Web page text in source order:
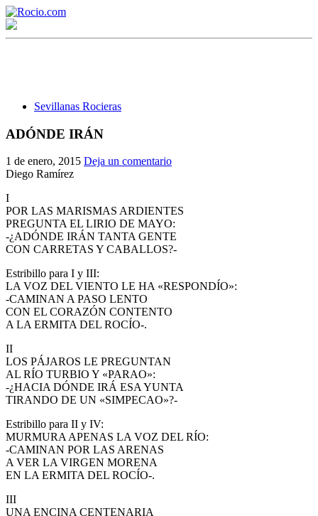
Sevillanas Rocieras
ADÓNDE IRÁN
1 de enero, 2015 Deja un comentario
Diego Ramírez
I
POR LAS MARISMAS ARDIENTES
PREGUNTA EL LIRIO DE MAYO:
-¿ADÓNDE IRÁN TANTA GENTE
CON CARRETAS Y CABALLOS?-
Estribillo para I y III:
LA VOZ DEL VIENTO LE HA «RESPONDÍO»:
-CAMINAN A PASO LENTO
CON EL CORAZÓN CONTENTO
A LA ERMITA DEL ROCÍO-.
II
LOS PÁJAROS LE PREGUNTAN
AL RÍO TURBIO Y «PARAO»:
-¿HACIA DÓNDE IRÁ ESA YUNTA
TIRANDO DE UN «SIMPECAO»?-
Estribillo para II y IV:
MURMURA APENAS LA VOZ DEL RÍO:
-CAMINAN POR LAS ARENAS
A VER LA VIRGEN MORENA
EN LA ERMITA DEL ROCÍO-.
III
UNA ENCINA CENTENARIA
¡Bienvenido! Soy el asistente virtual de rocio.com.
Historia de la Virgen del Rocío
¿Cuándo es la romería del Rocío?
¿Cuántas hermandades participan en la romería?
¿Cuándo se construyó la primera ermita?
¿Cuales son los actos principales que se celebran en el
Rocío?
Quiero hacer el camino,¿que tengo que hacer?